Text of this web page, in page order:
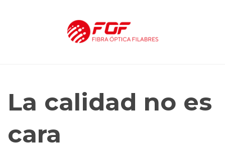
La calidad no es
cara